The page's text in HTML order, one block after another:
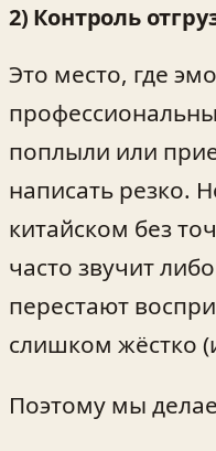
2) Контроль
Это место, где
поплыли или
написать резко.
китайском без
часто звучит
перестают
слишком жёстко
Поэтому мы